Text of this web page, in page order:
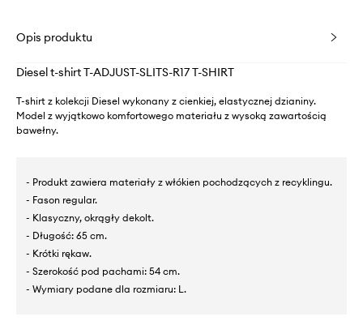
Opis produktu
Diesel t-shirt T-ADJUST-SLITS-R17 T-SHIRT
T-shirt z kolekcji Diesel wykonany z cienkiej, elastycznej dzianiny.
Model z wyjątkowo komfortowego materiału z wysoką zawartością
bawełny.
- Produkt zawiera materiały z włókien pochodzących z recyklingu.
- Fason regular.
- Klasyczny, okrągły dekolt.
- Długość: 65 cm.
- Krótki rękaw.
- Szerokość pod pachami: 54 cm.
- Wymiary podane dla rozmiaru: L.